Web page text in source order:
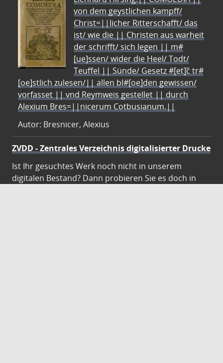
von dem geystlichen kampff/
Christ=||licher Ritterschafft/ das
ist/ wie die || Christen aus warheit
der schrifft/ sich legen || m#
[ue]ssen/ wider die Heel/ Todt/
Teuffel || Sünde/ Gesetz #[et]c̃ tr#
[oe]stlich zulesen/|| allen bl#[oe]den gewissen/
vorfasset || vnd Reymweis gestellet || durch
Alexium Bres=||nicerum Cotbusianum.||
Autor: Bresnicer, Alexius
ZVDD - Zentrales Verzeichnis digitalisierter Drucke
Ist Ihr gesuchtes Werk noch nicht in unserem
digitalen Bestand? Dann probieren Sie es doch in